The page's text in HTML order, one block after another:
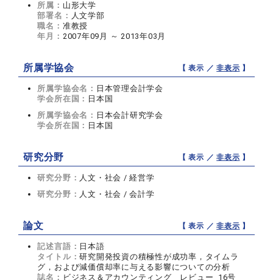
所属： 山形大学
部署名： 人文学部
職名： 准教授
年月： 2007年09月 ～ 2013年03月
所属学協会 【 表示 ／非表示 】
所属学協会名： 日本管理会計学会
学会所在国： 日本国
所属学協会名： 日本会計研究学会
学会所在国： 日本国
研究分野 【 表示 ／非表示 】
研究分野： 人文・社会 / 経営学
研究分野： 人文・社会 / 会計学
論文 【 表示 ／非表示 】
記述言語： 日本語
タイトル：研究開発投資の積極性が成功率，タイムラ
グ，および減価償却率に与える影響についての分析
誌名： ビジネス＆アカウンティング レビュー 16号